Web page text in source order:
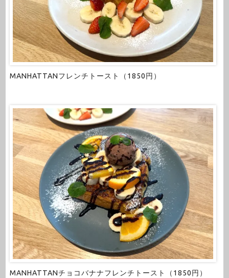
MANHATTANフレンチトースト（1850円）
MANHATTANチョコバナナフレンチトースト（1850円）